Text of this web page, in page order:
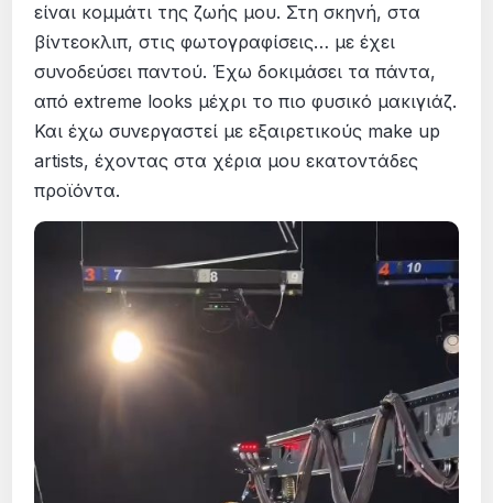
είναι κομμάτι της ζωής μου. Στη σκηνή, στα
βίντεοκλιπ, στις φωτογραφίσεις… με έχει
συνοδεύσει παντού. Έχω δοκιμάσει τα πάντα,
από extreme looks μέχρι το πιο φυσικό μακιγιάζ.
Και έχω συνεργαστεί με εξαιρετικούς make up
artists, έχοντας στα χέρια μου εκατοντάδες
προϊόντα.